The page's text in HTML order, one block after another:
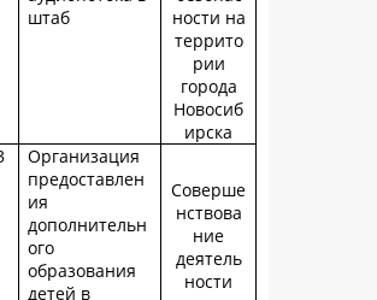
штаб
ности на
террито
рии
города
Новосиб
ирска
Организация
предоставлен
ия
дополнительн
ого
образования
детей в
Соверше
нствова
ние
деятель
ности